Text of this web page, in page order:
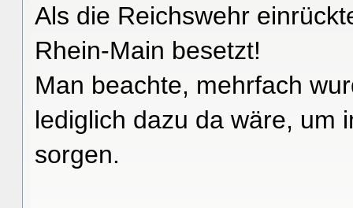
Als die Reichswehr
Rhein-Main besetzt!
Man beachte, mehrfach
lediglich dazu da wäre, um
sorgen.